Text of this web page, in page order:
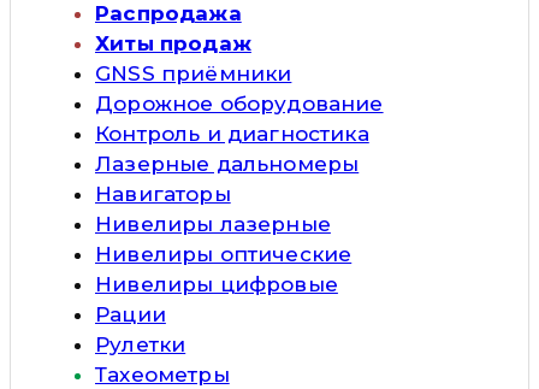
Распродажа
Хиты продаж
GNSS приёмники
Дорожное оборудование
Контроль и диагностика
Лазерные дальномеры
Навигаторы
Нивелиры лазерные
Нивелиры оптические
Нивелиры цифровые
Рации
Рулетки
Тахеометры